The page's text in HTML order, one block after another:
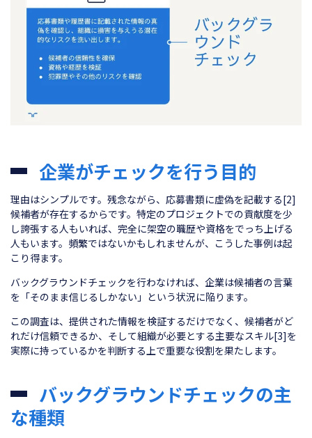
企業がチェックを行う目的
理由はシンプルです。残念ながら、応募書類に虚偽を記載する[2]
候補者が存在するからです。特定のプロジェクトでの貢献度を少
し誇張する人もいれば、完全に架空の職歴や資格をでっち上げる
人もいます。頻繁ではないかもしれませんが、こうした事例は起
こり得ます。
バックグラウンドチェックを行わなければ、企業は候補者の言葉
を「そのまま信じるしかない」という状況に陥ります。
この調査は、提供された情報を検証するだけでなく、候補者がど
れだけ信頼できるか、そして組織が必要とする主要なスキル[3]を
実際に持っているかを判断する上で重要な役割を果たします。
バックグラウンドチェックの主
な種類